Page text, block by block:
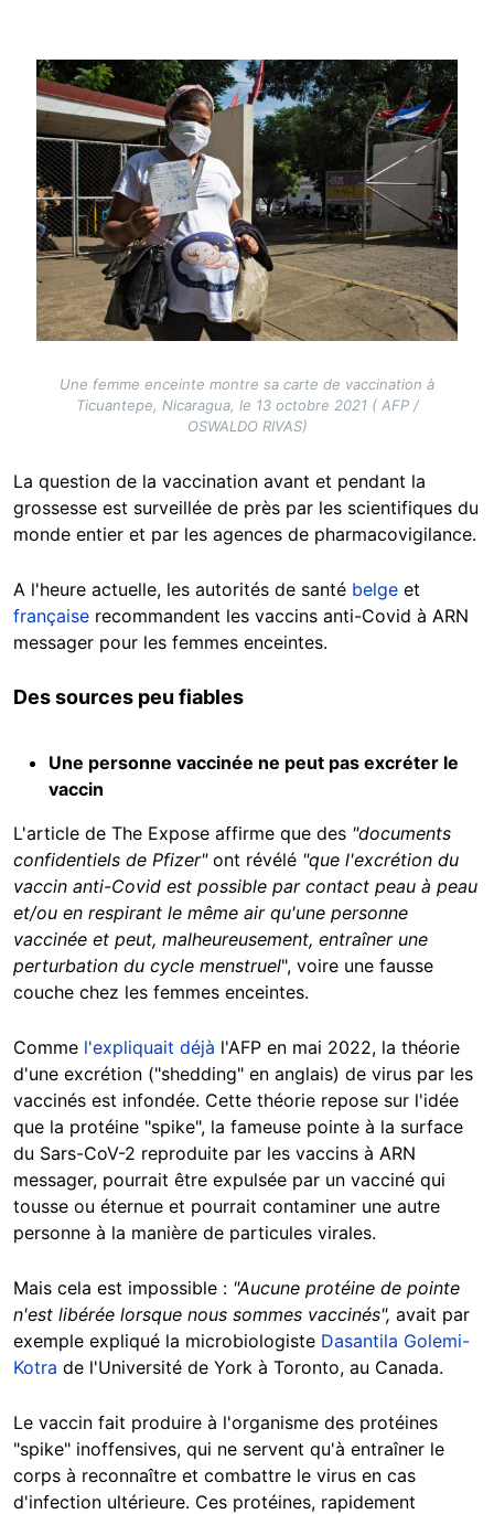
Image
Une femme enceinte montre sa carte de vaccination à
Ticuantepe, Nicaragua, le 13 octobre 2021 ( AFP /
OSWALDO RIVAS)
La question de la vaccination avant et pendant la
grossesse est surveillée de près par les scientifiques du
monde entier et par les agences de pharmacovigilance.
A l'heure actuelle, les autorités de santé belge et
française recommandent les vaccins anti-Covid à ARN
messager pour les femmes enceintes.
Des sources peu fiables
Une personne vaccinée ne peut pas excréter le
vaccin
L'article de The Expose affirme que des "documents
confidentiels de Pfizer"ont révélé "que l'excrétion du
vaccin anti-Covid est possible par contact peau à peau
et/ou en respirant le même air qu'une personne
vaccinée et peut, malheureusement, entraîner une
perturbation du cycle menstruel", voire une fausse
couche chez les femmes enceintes.
Comme l'expliquait déjà l'AFP en mai 2022, la théorie
d'une excrétion ("shedding" en anglais) de virus par les
vaccinés est infondée. Cette théorie repose sur l'idée
que la protéine "spike", la fameuse pointe à la surface
du Sars-CoV-2 reproduite par les vaccins à ARN
messager, pourrait être expulsée par un vacciné qui
tousse ou éternue et pourrait contaminer une autre
personne à la manière de particules virales.
Mais cela est impossible : "Aucune protéine de pointe
n'est libérée lorsque nous sommes vaccinés", avait par
exemple expliqué la microbiologiste Dasantila Golemi-
Kotra de l'Université de York à Toronto, au Canada.
Le vaccin fait produire à l'organisme des protéines
"spike" inoffensives, qui ne servent qu'à entraîner le
corps à reconnaître et combattre le virus en cas
d'infection ultérieure. Ces protéines, rapidement